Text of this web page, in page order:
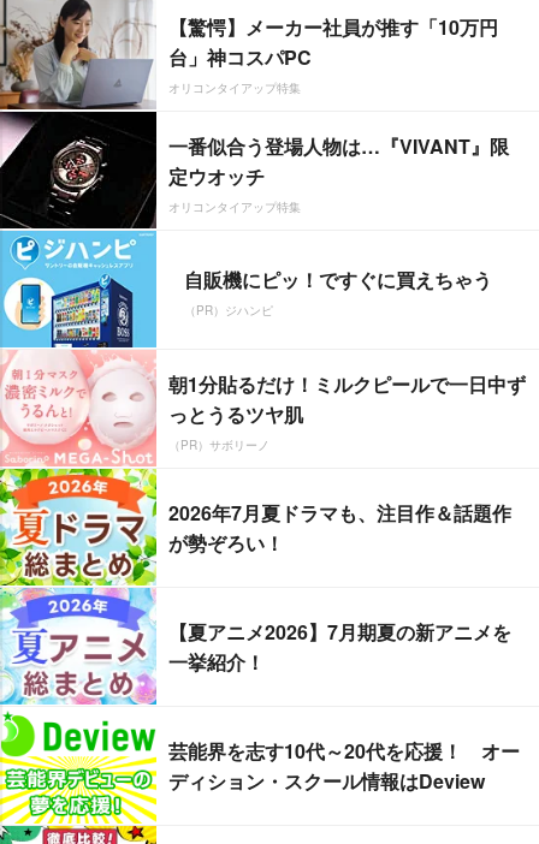
【驚愕】メーカー社員が推す「10万円
台」神コスパPC
オリコンタイアップ特集
一番似合う登場人物は…『VIVANT』限
定ウオッチ
オリコンタイアップ特集
自販機にピッ！ですぐに買えちゃう
（PR）ジハンピ
朝1分貼るだけ！ミルクピールで一日中ず
っとうるツヤ肌
（PR）サボリーノ
2026年7月夏ドラマも、注目作＆話題作
が勢ぞろい！
【夏アニメ2026】7月期夏の新アニメを
一挙紹介！
芸能界を志す10代～20代を応援！ オー
ディション・スクール情報はDeview